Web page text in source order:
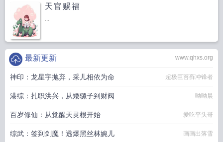
天官赐福
...
www.qhxs.org
最新更新
神印：龙星宇抛弃，采儿相依为命 超极巨苔藓冲锋者
港综：扎职洪兴，从矮骡子到财阀 呦呦晨
百岁修仙：从觉醒天灵根开始 爱吃平头哥
综武：签到剑魔！透爆黑丝林婉儿 画画出落雪